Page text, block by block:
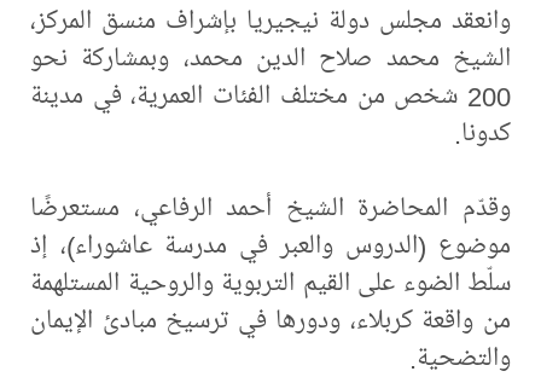
وانعقد مجلس دولة نيجيريا بإشراف منسق المركز،
الشيخ محمد صلاح الدين محمد، وبمشاركة نحو
200 شخص من مختلف الفئات العمرية، في مدينة
كدونا.
وقدّم المحاضرة الشيخ أحمد الرفاعي، مستعرضًا
موضوع (الدروس والعبر في مدرسة عاشوراء)، إذ
سلّط الضوء على القيم التربوية والروحية المستلهمة
من واقعة كربلاء، ودورها في ترسيخ مبادئ الإيمان
والتضحية.